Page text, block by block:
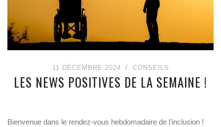
11 DÉCEMBRE 2024 CONSEILS
LES NEWS POSITIVES DE LA SEMAINE !
Bienvenue dans le rendez-vous hebdomadaire de l’inclusion !